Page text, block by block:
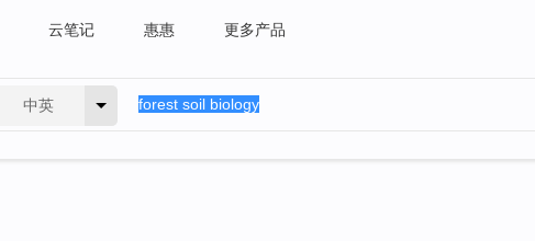
云笔记 惠惠 更多产品
中英